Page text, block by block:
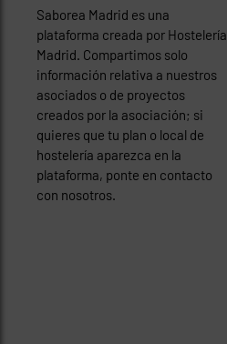
Saborea Madrid es una
plataforma creada por Hostelería
Madrid. Compartimos solo
información relativa a nuestros
asociados o de proyectos
creados por la asociación; si
quieres que tu plan o local de
hostelería aparezca en la
plataforma, ponte en contacto
con nosotros.